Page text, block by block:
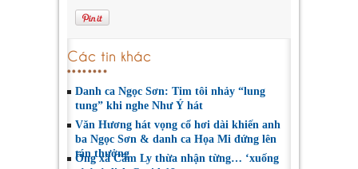
Các tin khác
Danh ca Ngọc Sơn: Tim tôi nhảy “lung
tung” khi nghe Như Ý hát
Văn Hương hát vọng cổ hơi dài khiến anh
ba Ngọc Sơn & danh ca Họa Mi đứng lên
tán thưởng
Ông xã Cẩm Ly thừa nhận từng… ‘xuống